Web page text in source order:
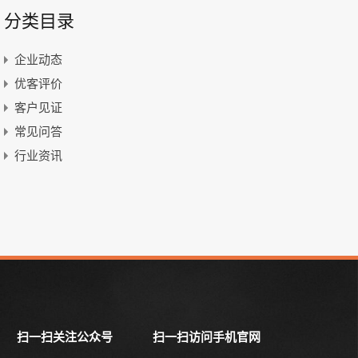
分类目录
企业动态
优客评价
客户见证
常见问答
行业资讯
扫一扫关注公众号 扫一扫访问手机官网